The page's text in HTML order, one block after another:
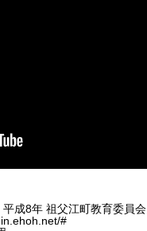
成8年 祖父江町教育委員会
#